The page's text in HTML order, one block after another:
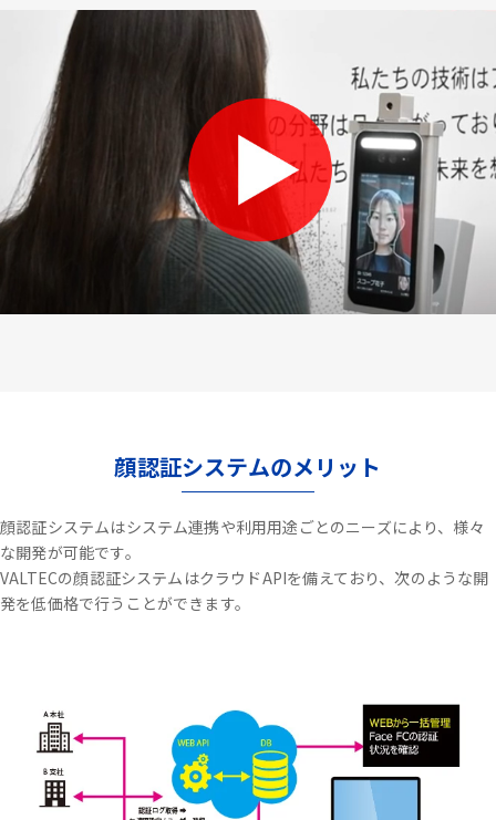
顔認証システムのメリット
顔認証システムはシステム連携や利用用途ごとのニーズにより、様々
な開発が可能です。
VALTECの顔認証システムはクラウドAPIを備えており、次のような開
発を低価格で行うことができます。